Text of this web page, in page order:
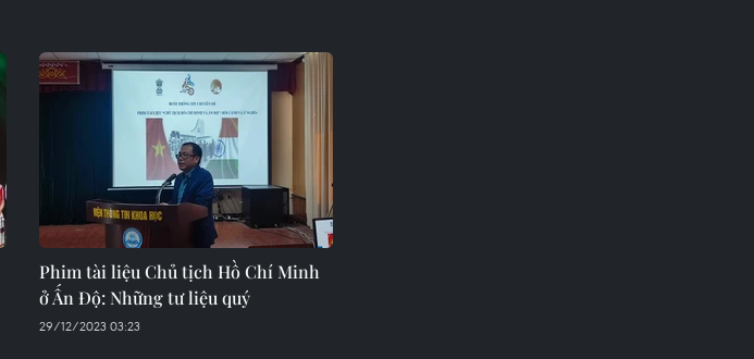
Phim tài liệu Chủ tịch Hồ Chí Minh
ở Ấn Độ: Những tư liệu quý
29/12/2023 03:23